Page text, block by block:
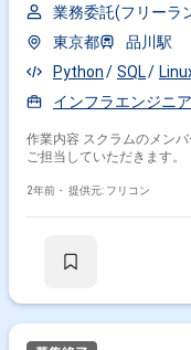
業務委託(フリーラ
東京都
品川駅
Python
SQL
インフラエンジニア
作業内容 スクラムのメン
ご担当していただきます。
2年前・ 提供元: フリコン